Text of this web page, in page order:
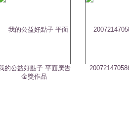
的公益好點子 平面廣告
金獎作品